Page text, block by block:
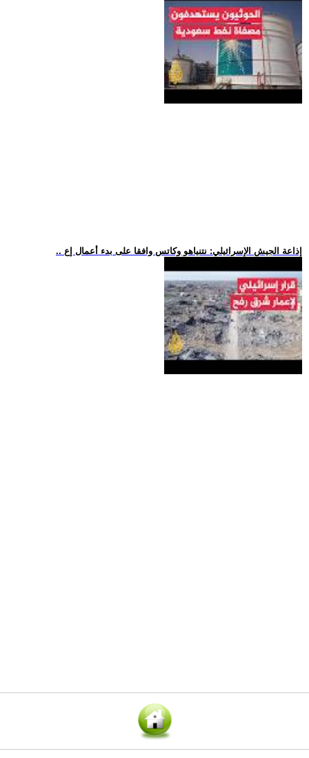
.. إذاعة الجيش الإسرائيلي: نتنياهو وكاتس وافقا على بدء أعمال إع